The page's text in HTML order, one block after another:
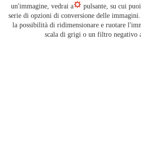
un'immagine, vedrai a
pulsante, su cui
serie di opzioni di conversione delle
la possibilità di ridimensionare e ruotare
scala di grigi o un filtro negativo